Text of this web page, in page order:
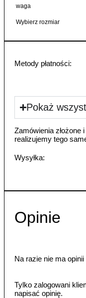
waga
Wybierz rozmiar
Metody płatności:
Pokaż
Zamówienia złożone
realizujemy tego
Wysyłka:
Opinie
Na razie nie ma
Tylko zalogowani
napisać opinię.